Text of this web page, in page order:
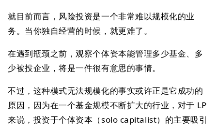
就目前而言，风险投资是一个非常难以规模化的业
务。当你独自经营的时候，就更难了。
在遇到瓶颈之前，观察个体资本能管理多少基金、多
少被投企业，将是一件很有意思的事情。
不过，这种模式无法规模化的事实或许正是它成功的
原因，因为在一个基金规模不断扩大的行业，对于 LP
来说，投资于个体资本（solo capitalist）的主要吸引